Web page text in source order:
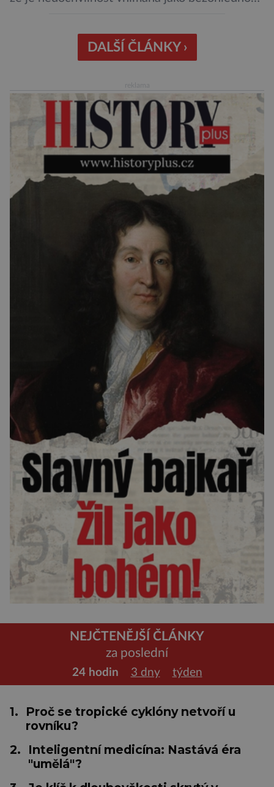
chodí chronicky pozdě, možná úplně nemohou.
Jaké jsou nejčastější příčiny nedochvilnosti? A
DALŠÍ ČLÁNKY ›
NEJČTENĚJŠÍ ČLÁNKY
za poslední
24 hodin 3 dny týden
1.
Proč se tropické cyklóny netvoří u
rovníku?
2.
Inteligentní medicína: Nastává éra
"umělá"?